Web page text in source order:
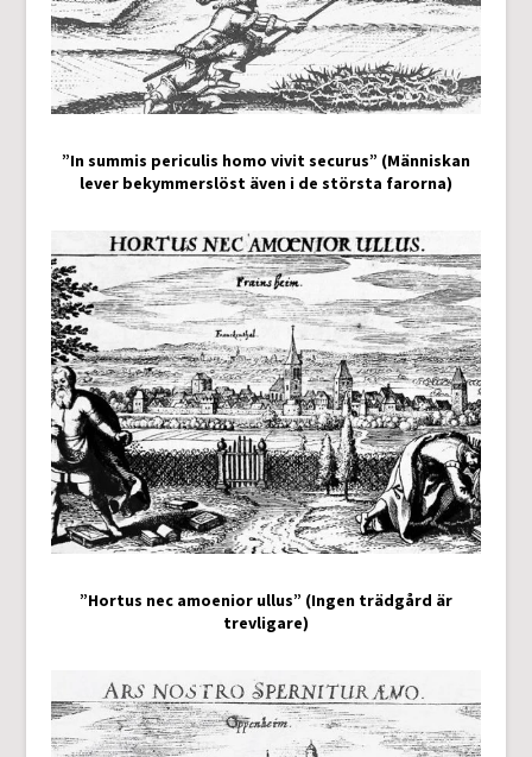
”In summis periculis homo vivit securus” (Människan
lever bekymmerslöst även i de största farorna)
”Hortus nec amoenior ullus” (Ingen trädgård är
trevligare)